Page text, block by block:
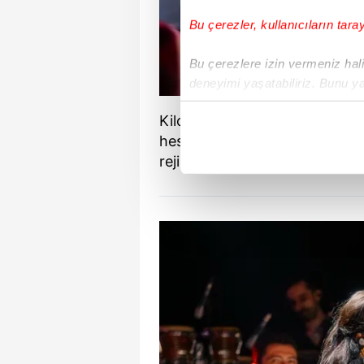
Bu çerezler, kullanıcıların
Bu çerezlere izin vermeniz
deneyimi yaşatabiliriz. Bunu
içerikleri sunabilmek adına
Sizlere daha iyi bir hizmet
çerezler vasıtasıyla çeşitli
Çerezlere ilişkin tercihlerinizi
butonuna tıklayabilir,
Çerez
6698 sayılı Kişisel Verilerin
Kilo verme maratonunu
hesabı üzerinden seslenen
rejimini noktaladığını ilan etti.